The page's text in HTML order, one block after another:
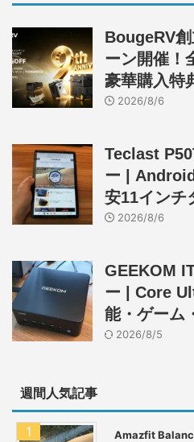
BougeRV
ーン開催！
豪華購入特
2026/8/6
Teclast
ー |
安11インチ
2026/8/6
GEEKOM
ー | Core
能・ゲーム
2026/8/5
週間人気記事
Amazfit